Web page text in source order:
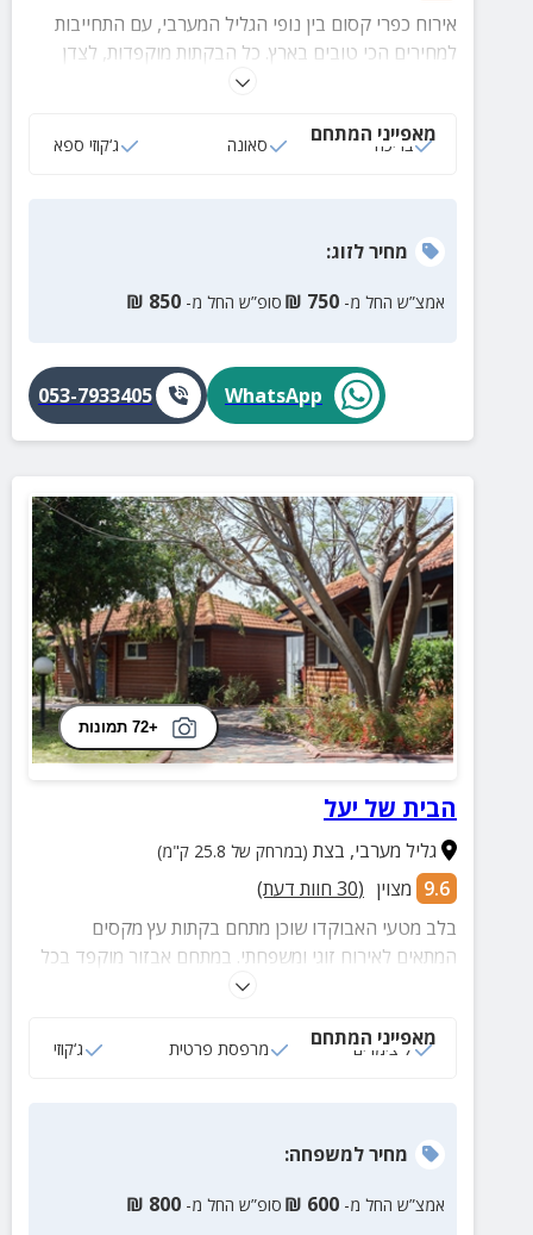
אירוח כפרי קסום בין נופי הגליל המערבי, עם התחייבות
למחירים הכי טובים בארץ. כל הבקתות מוקפדות, לצדן
חצר מטופחת עם בריכה ומתחם ספא לפינוק מושלם.
מאפייני המתחם
בריכה סאונה ג‘קוזי ספא
מחירלזוג:
אמצ”ש החל מ- 750
₪ סופ”ש החל מ- 850
₪
WhatsApp
053-7933405
+72 תמונות
הבית של יעל
גליל מערבי, בצת (במרחק של 25.8 ק"מ)
9.6 מצוין (
30 חוות דעת)
בלב מטעי האבוקדו שוכן מתחם בקתות עץ מקסים
המתאים לאירוח זוגי ומשפחתי. במתחם אבזור מוקפד בכל
בקתה, חצר מטופחת, פינות ישיבה ומרחק של דקות
מאפייני המתחם
7 צימרים מרפסת פרטית ג‘קוזי
מחירלמשפחה:
אמצ”ש החל מ- 600
₪ סופ”ש החל מ- 800
₪